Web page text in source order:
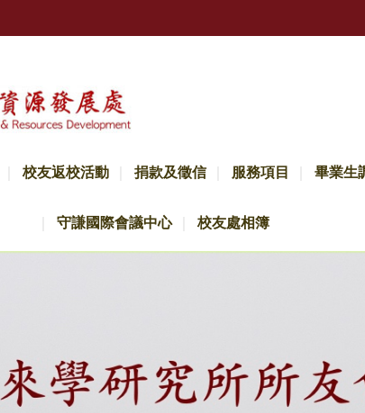
校友返校活動 捐款及徵信 服務項目 畢業生
守謙國際會議中心 校友處相簿